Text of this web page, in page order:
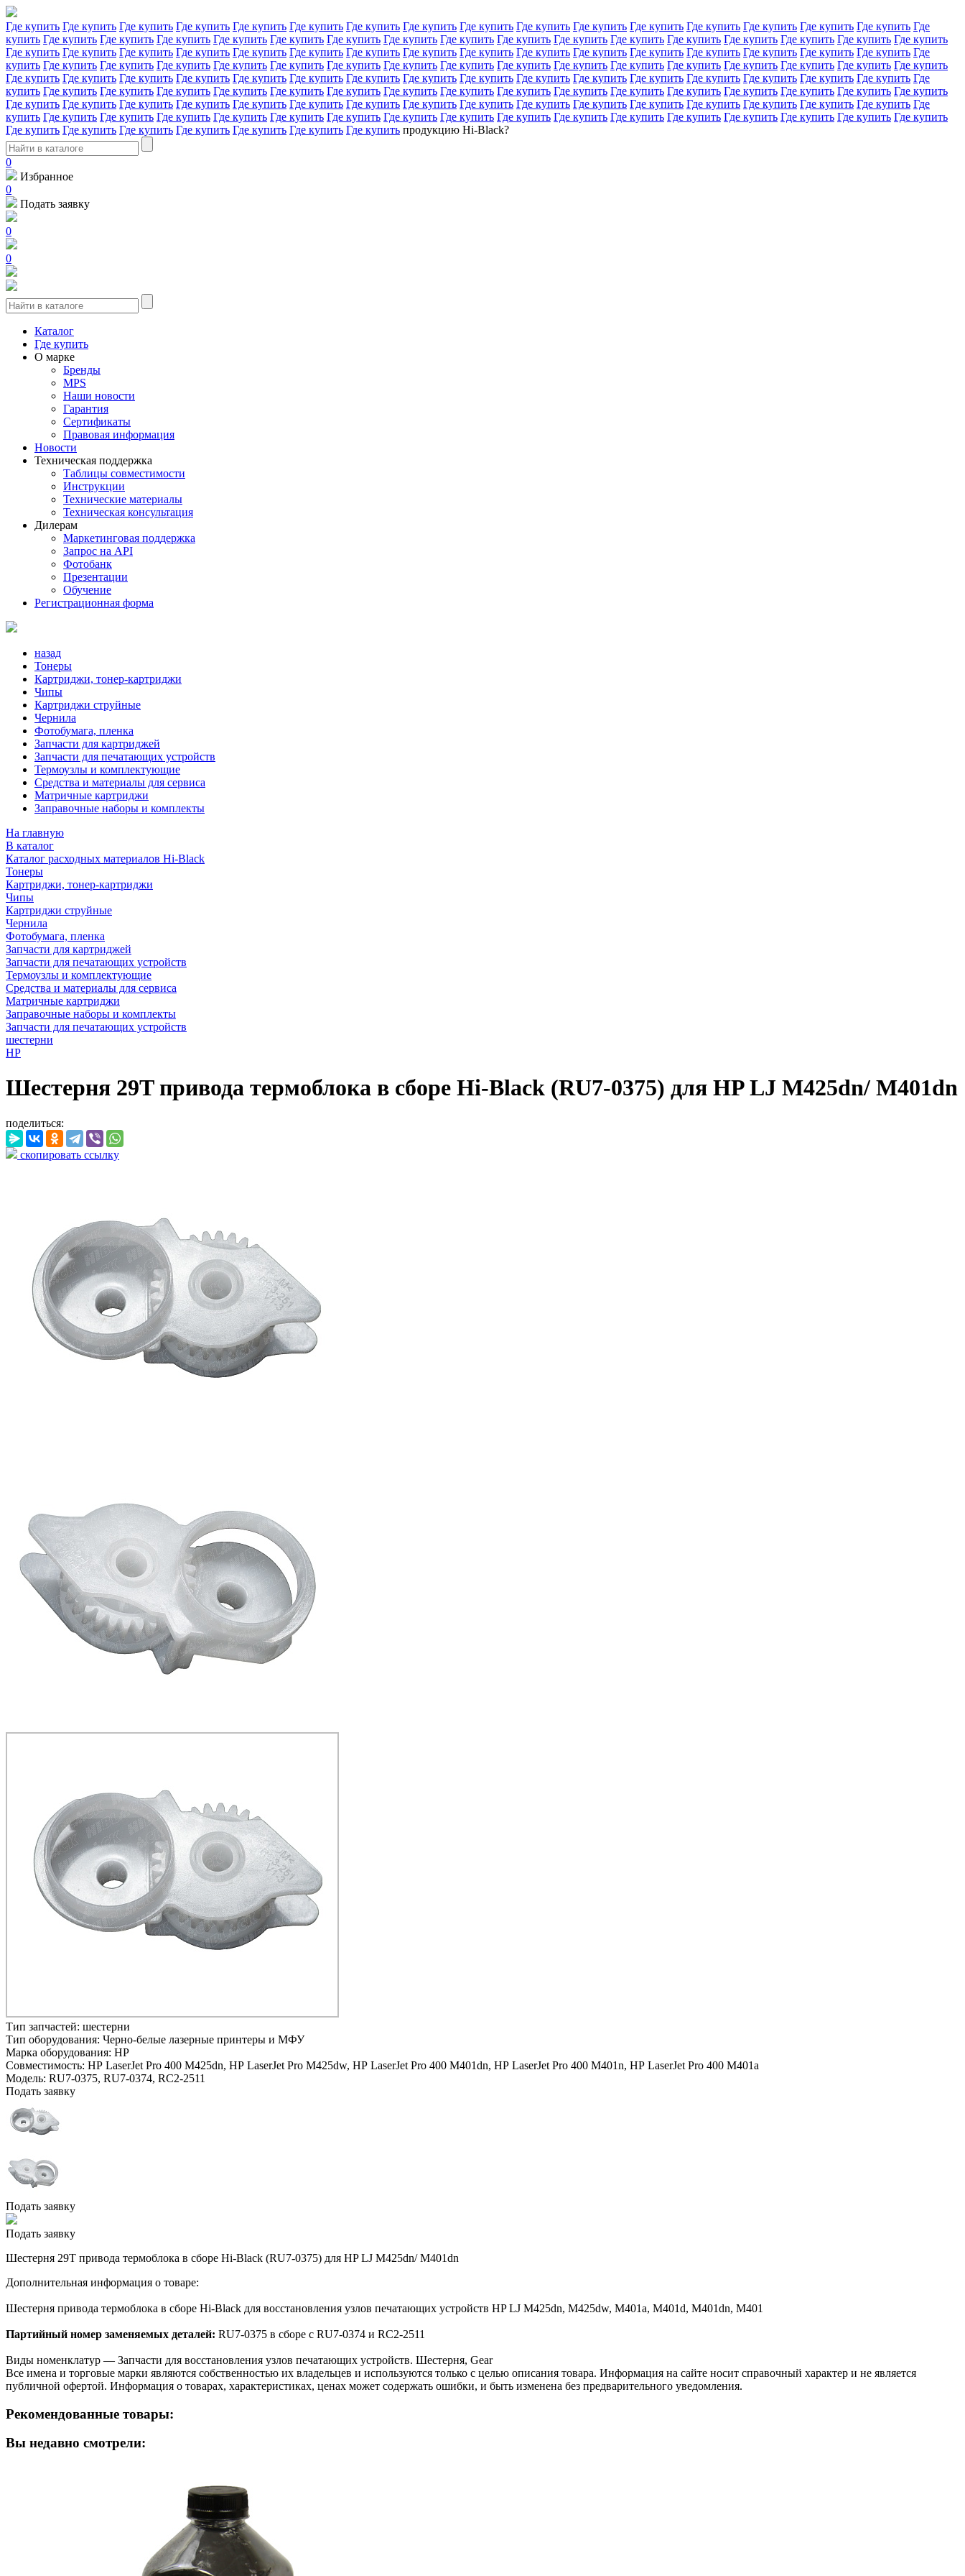
Где купить Где купить Где купить Где купить Где купить Где купить Где купить Где купить Где купить Где купить Где купить Где купить Где купить Где купить Где купить Где купить Где
купить Где купить Где купить Где купить Где купить Где купить Где купить Где купить Где купить Где купить Где купить Где купить Где купить Где купить Где купить Где купить Где купить
Где купить Где купить Где купить Где купить Где купить Где купить Где купить Где купить Где купить Где купить Где купить Где купить Где купить Где купить Где купить Где купить Где
купить Где купить Где купить Где купить Где купить Где купить Где купить Где купить Где купить Где купить Где купить Где купить Где купить Где купить Где купить Где купить Где купить
Где купить Где купить Где купить Где купить Где купить Где купить Где купить Где купить Где купить Где купить Где купить Где купить Где купить Где купить Где купить Где купить Где
купить Где купить Где купить Где купить Где купить Где купить Где купить Где купить Где купить Где купить Где купить Где купить Где купить Где купить Где купить Где купить Где купить
Где купить Где купить Где купить Где купить Где купить Где купить Где купить Где купить Где купить Где купить Где купить Где купить Где купить Где купить Где купить Где купить Где
купить Где купить Где купить Где купить Где купить Где купить Где купить Где купить Где купить Где купить Где купить Где купить Где купить Где купить Где купить Где купить Где купить
Где купить Где купить Где купить Где купить Где купить Где купить Где купить продукцию Hi-Black?
0
Избранное
0
Подать заявку
0
0
Каталог
Где купить
О марке
Бренды
MPS
Наши новости
Гарантия
Сертификаты
Правовая информация
Новости
Техническая поддержка
Таблицы совместимости
Инструкции
Технические материалы
Техническая консультация
Дилерам
Маркетинговая поддержка
Запрос на API
Фотобанк
Презентации
Обучение
Регистрационная форма
назад
Тонеры
Картриджи, тонер-картриджи
Чипы
Картриджи струйные
Чернила
Фотобумага, пленка
Запчасти для картриджей
Запчасти для печатающих устройств
Термоузлы и комплектующие
Средства и материалы для сервиса
Матричные картриджи
Заправочные наборы и комплекты
На главную
В каталог
Каталог расходных материалов Hi-Black
Тонеры
Картриджи, тонер-картриджи
Чипы
Картриджи струйные
Чернила
Фотобумага, пленка
Запчасти для картриджей
Запчасти для печатающих устройств
Термоузлы и комплектующие
Средства и материалы для сервиса
Матричные картриджи
Заправочные наборы и комплекты
Запчасти для печатающих устройств
шестерни
HP
Шестерня 29T привода термоблока в сборе Hi-Black (RU7-0375) для HP LJ M425dn/ M401dn
поделиться:
скопировать ссылку
Тип запчастей: шестерни
Тип оборудования: Черно-белые лазерные принтеры и МФУ
Марка оборудования: HP
Совместимость: HP LaserJet Pro 400 M425dn, HP LaserJet Pro M425dw, HP LaserJet Pro 400 M401dn, HP LaserJet Pro 400 M401n, HP LaserJet Pro 400 M401a
Модель: RU7-0375, RU7-0374, RC2-2511
Подать заявку
Подать заявку
Подать заявку
Шестерня 29T привода термоблока в сборе Hi-Black (RU7-0375) для HP LJ M425dn/ M401dn
Дополнительная информация о товаре:
Шестерня привода термоблока в сборе Hi-Black для восстановления узлов печатающих устройств HP LJ M425dn, M425dw, M401a, M401d, M401dn, M401
Партийный номер заменяемых деталей: RU7-0375 в сборе с RU7-0374 и RC2-2511
Виды номенклатур — Запчасти для восстановления узлов печатающих устройств. Шестерня, Gear
Все имена и торговые марки являются собственностью их владельцев и используются только с целью описания товара. Информация на сайте носит справочный характер и не является
публичной офертой. Информация о товарах, характеристиках, ценах может содержать ошибки, и быть изменена без предварительного уведомления.
Рекомендованные товары:
Вы недавно смотрели: